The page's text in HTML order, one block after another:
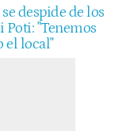
despide de los
"Tenemos
el local"